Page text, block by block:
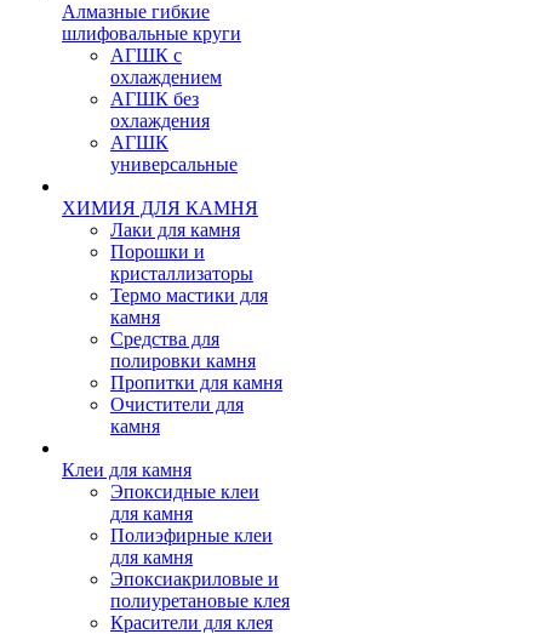
Алмазные гибкие
шлифовальные круги
АГШК с
охлаждением
АГШК без
охлаждения
АГШК
универсальные
ХИМИЯ ДЛЯ КАМНЯ
Лаки для камня
Порошки и
кристаллизаторы
Термо мастики для
камня
Средства для
полировки камня
Пропитки для камня
Очистители для
камня
Клеи для камня
Эпоксидные клеи
для камня
Полиэфирные клеи
для камня
Эпоксиакриловые и
полиуретановые клея
Красители для клея